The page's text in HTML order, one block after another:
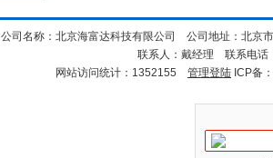
公司名称：北京海富达科技有限公司 公司地址：北京
联系人：戴经理 联系电
网站访问统计：1352155 管理登陆 ICP备：